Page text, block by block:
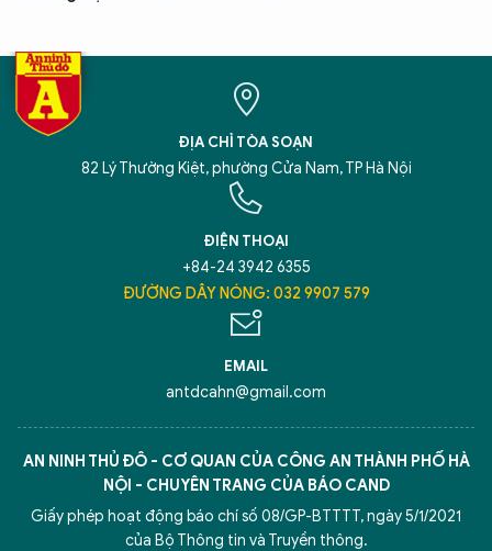
ĐỊA CHỈ TÒA SOẠN
82 Lý Thường Kiệt, phường Cửa Nam, TP Hà Nội
ĐIỆN THOẠI
+84-24 3942 6355
ĐƯỜNG DÂY NÓNG: 032 9907 579
EMAIL
antdcahn@gmail.com
AN NINH THỦ ĐÔ - CƠ QUAN CỦA CÔNG AN THÀNH PHỐ HÀ
NỘI - CHUYÊN TRANG CỦA BÁO CAND
Giấy phép hoạt động báo chí số 08/GP-BTTTT, ngày 5/1/2021
của Bộ Thông tin và Truyền thông.